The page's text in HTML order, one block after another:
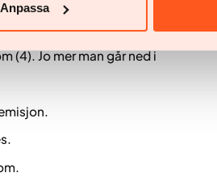
Anpassa
en moderat vektnedgang
triglyseridnivåer
(4). Jo mer man går ned i